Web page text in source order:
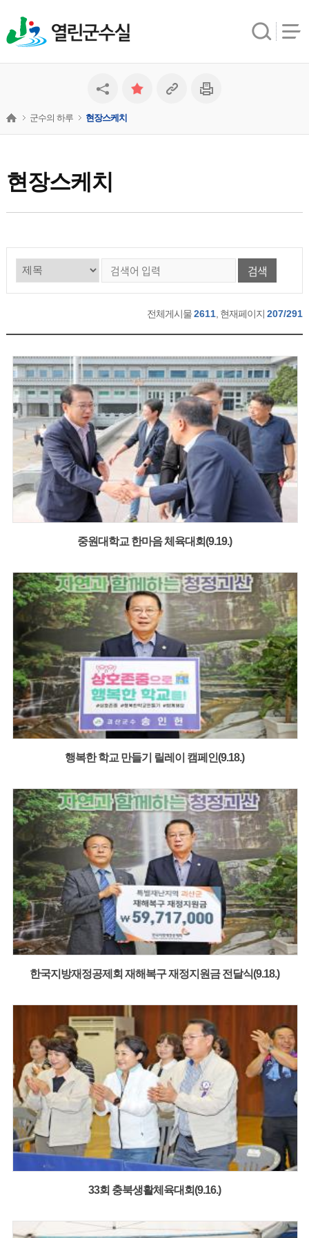
열린군수실
현장스케치
군수의 하루 현장스케치
검색
전체게시물2611 , 현재페이지207/291
중원대학교 한마음 체육대회(9.19.)
행복한 학교 만들기 릴레이 캠페인(9.18.)
한국지방재정공제회 재해복구 재정지원금 전달식(9.18.)
33회 충북생활체육대회(9.16.)